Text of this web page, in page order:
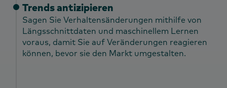
Trends antizipieren
Sagen Sie Verhaltensänderungen mithilfe von
Längsschnittdaten und maschinellem Lernen
voraus, damit Sie auf Veränderungen reagieren
können, bevor sie den Markt umgestalten.